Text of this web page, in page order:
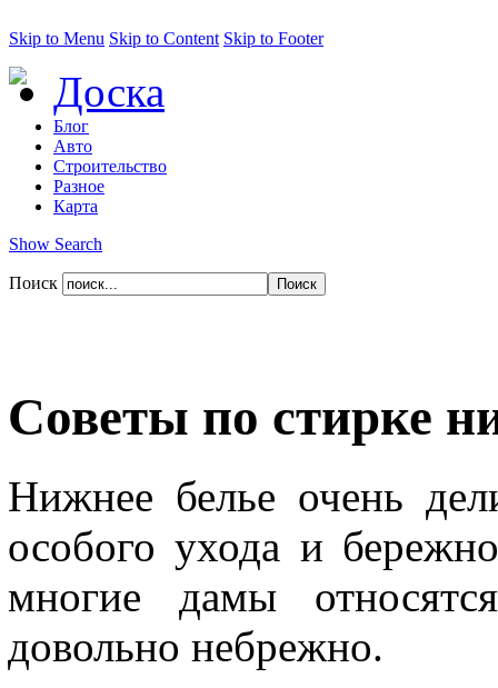
Skip to Menu Skip to Content Skip to Footer
Доска
Блог
Авто
Строительство
Разное
Карта
Show Search
Поиск
Советы по стирке
Нижнее белье очень
особого ухода и
многие дамы
довольно небрежно.